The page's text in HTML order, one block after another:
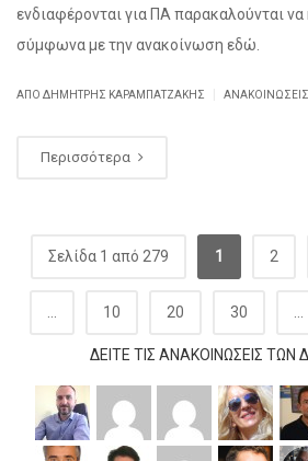
ενδιαφέρονται για ΠΑ παρακαλούνται να
σύμφωνα με την ανακοίνωση εδώ.
ΑΠΌ ΔΗΜΉΤΡΗΣ ΚΑΡΑΜΠΑΤΖΆΚΗΣ ΑΝΑΚΟΙΝΏΣΕΙΣ
Περισσότερα
Σελίδα 1 από 279 1 2
10 20 30
ΔΕΊΤΕ ΤΙΣ ΑΝΑΚΟΙΝΏΣΕΙΣ ΤΩΝ